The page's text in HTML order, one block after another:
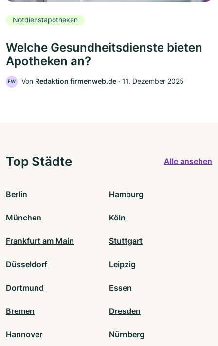
Notdienstapotheken
Welche Gesundheitsdienste bieten
Apotheken an?
FW Von Redaktion firmenweb.de ‧ 11. Dezember 2025
Top Städte Alle ansehen
Berlin Hamburg
München Köln
Frankfurt am Main Stuttgart
Düsseldorf Leipzig
Dortmund Essen
Bremen Dresden
Hannover Nürnberg